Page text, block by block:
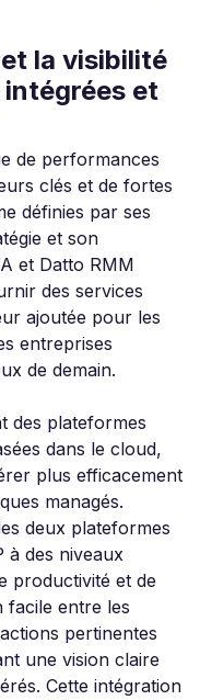
la visibilité
et
de performances
clés et de fortes
définies par ses
et son
et Datto RMM
des services
ajoutée pour les
entreprises
de demain.
des plateformes
dans le cloud,
plus efficacement
managés.
deux plateformes
à des niveaux
productivité et de
facile entre les
pertinentes
une vision claire
Cette intégration